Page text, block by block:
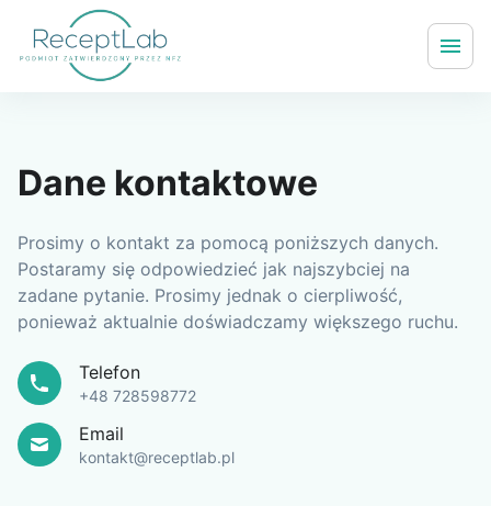
Dane kontaktowe
Prosimy o kontakt za pomocą poniższych danych.
Postaramy się odpowiedzieć jak najszybciej na
zadane pytanie. Prosimy jednak o cierpliwość,
ponieważ aktualnie doświadczamy większego ruchu.
Telefon
+48 728598772
Email
kontakt@receptlab.pl